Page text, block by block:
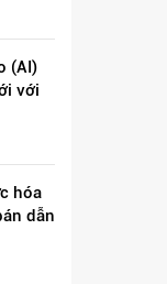
(AI)
với
hóa
dẫn